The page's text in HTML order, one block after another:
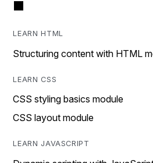
LEARN HTML
Structuring content with HTML
LEARN CSS
CSS styling basics module
CSS layout module
LEARN JAVASCRIPT